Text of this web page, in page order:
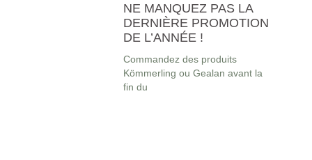
NE MANQUEZ PAS LA
DERNIÈRE PROMOTION
DE L’ANNÉE !
Commandez des produits
Kömmerling ou Gealan avant la
fin du